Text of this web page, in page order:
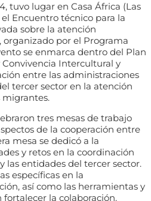
tuvo lugar en Casa África (Las
Encuentro técnico para la
sobre la atención
por el Programa
se enmarca dentro del Plan
Intercultural y
entre las administraciones
tercer sector en la atención
tres mesas de trabajo
de la cooperación entre
mesa se dedicó a la
y retos en la coordinación
las entidades del tercer sector.
específicas en la
así como las herramientas y
la colaboración.